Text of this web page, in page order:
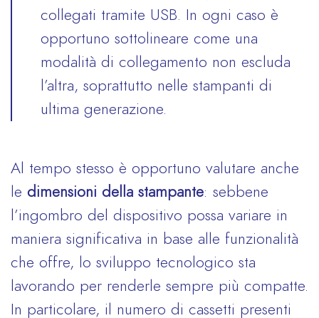
collegati tramite USB. In ogni caso è
opportuno sottolineare come una
modalità di collegamento non escluda
l’altra, soprattutto nelle stampanti di
ultima generazione.
Al tempo stesso è opportuno valutare anche
le dimensioni della stampante: sebbene
l’ingombro del dispositivo possa variare in
maniera significativa in base alle funzionalità
che offre, lo sviluppo tecnologico sta
lavorando per renderle sempre più compatte.
In particolare, il numero di cassetti presenti